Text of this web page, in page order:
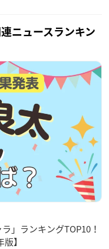
ニュースランキン
」ランキングTOP10！
】